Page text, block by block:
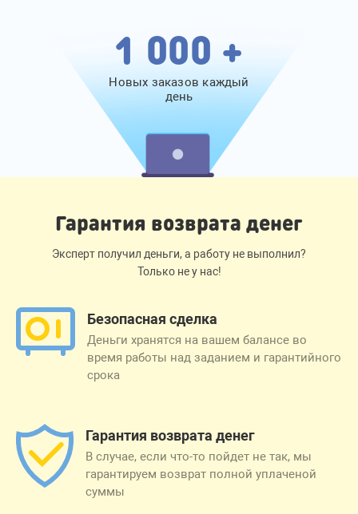
1 000 +
Новых заказов каждый
день
Гарантия возврата денег
Эксперт получил деньги, а работу не выполнил?
Только не у нас!
Безопасная сделка
Деньги хранятся на вашем балансе во
время работы над заданием и гарантийного
срока
Гарантия возврата денег
В случае, если что-то пойдет не так, мы
гарантируем возврат полной уплаченой
суммы